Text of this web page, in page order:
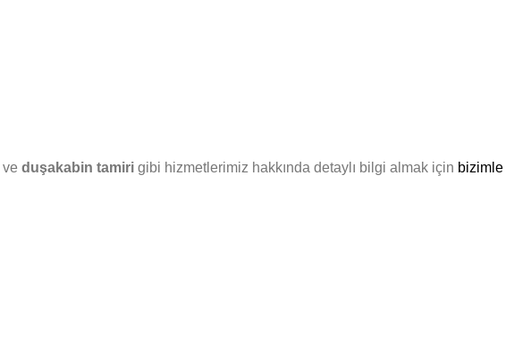
ve duşakabin tamiri gibi hizmetlerimiz hakkında detaylı bilgi almak için bizimle